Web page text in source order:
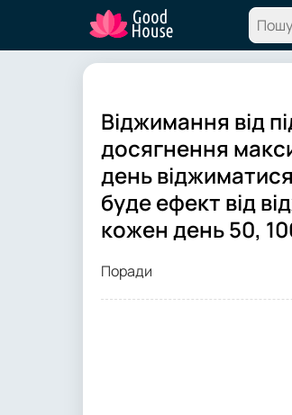
Віджимання від
досягнення
день
буде ефект від
кожен день 50,
Поради